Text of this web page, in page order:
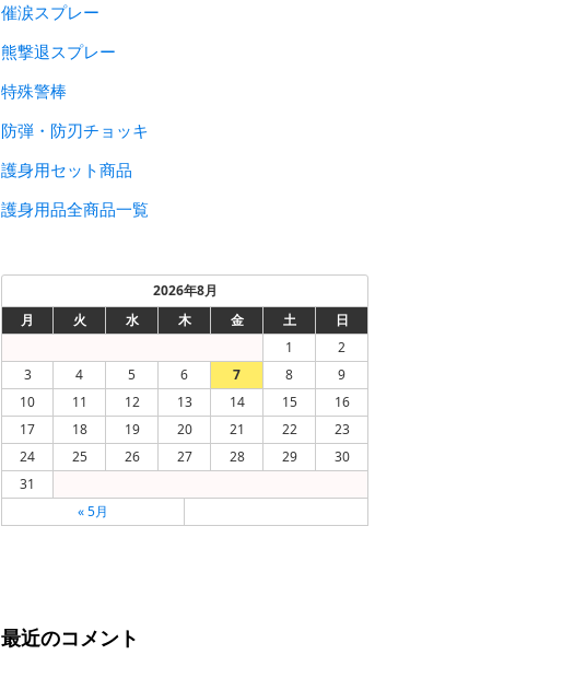
催涙スプレー
熊撃退スプレー
特殊警棒
防弾・防刃チョッキ
護身用セット商品
護身用品全商品一覧
2026年8月
月
火 水 木 金 土
日
1
2
3
4 5 6 7 8
9
10
11 12 13 14 15
16
17
18 19 20 21 22
23
24
25 26 27 28 29
30
31
« 5月
最近のコメント